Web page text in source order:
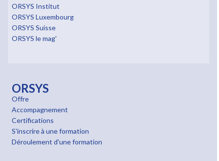
ORSYS Institut
ORSYS Luxembourg
ORSYS Suisse
ORSYS le mag'
ORSYS
Offre
Accompagnement
Certifications
S'inscrire à une formation
Déroulement d'une formation